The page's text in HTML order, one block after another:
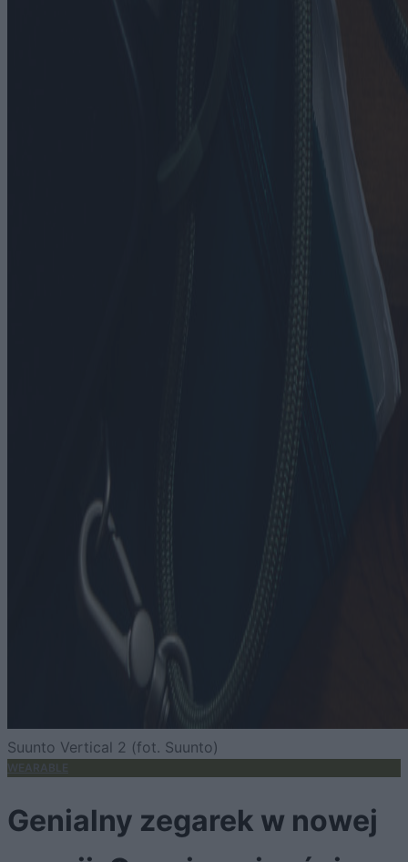
Suunto Vertical 2 (fot. Suunto)
WEARABLE
Genialny zegarek w nowej